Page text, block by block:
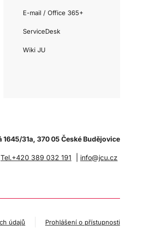
E-mail / Office 365+
ServiceDesk
Wiki JU
1645/31a, 370 05 České Budějovice
Tel.+420 389 032 191 info@jcu.cz
údajů Prohlášení o přístupnosti